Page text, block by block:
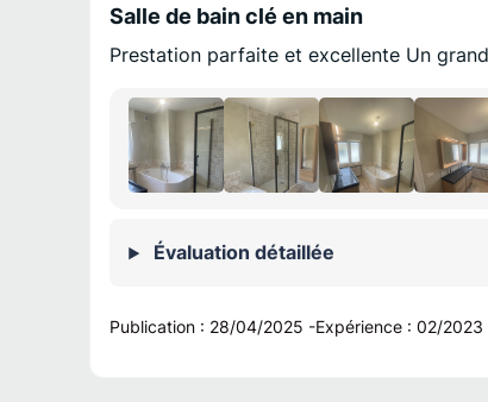
Salle de bain clé en main
Prestation parfaite et excellente Un
Évaluation détaillée
Publication : 28/04/2025 -Expérience :02/2023